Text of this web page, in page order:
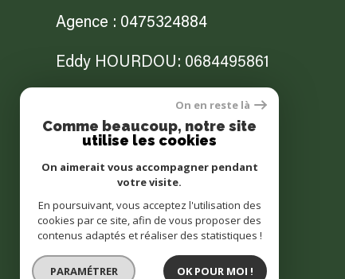
Agence : 0475324884
Eddy HOURDOU: 0684495861
Jonathan NITTO: 0682564503
contact@lagenceannonay.com
12b Place des Cordeliers
07100
annonay
On en reste là
Comme beaucoup, notre site
utilise les cookies
On aimerait vous accompagner pendant
votre visite.
En poursuivant, vous acceptez l'utilisation des
cookies par ce site, afin de vous proposer des
contenus adaptés et réaliser des statistiques !
PARAMÉTRER OK POUR MOI !